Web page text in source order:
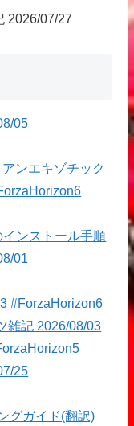
2026/07/27
05
ンエキゾチック
ンストール手順
01
#ForzaHorizon6
雑記 2026/08/03
25
グガイド(翻訳)